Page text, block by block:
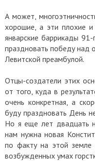
А может,
хорошие, а эти плохие
январские баррикады
праздновать победу над
Левитской преамбулой.
Отцы-создатели этих
от того, куда в
очень конкретная, а
буду праздновать День
Но я еще лет двадцать
нам нужна новая
по факту на этой земле
возбужденных умах